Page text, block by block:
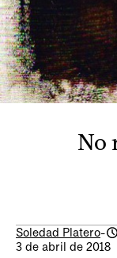
No
Soledad Platero-
3 de abril de 2018